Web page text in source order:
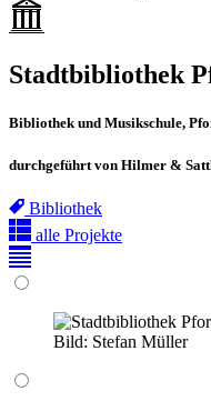
Stadtbibliothek
Bibliothek und Musikschule,
durchgeführt von Hilmer &
Bibliothek
alle Projekte
Bild: Stefan Müller